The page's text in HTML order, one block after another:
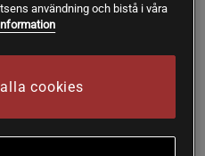
Lägg i varukorgen
användning och bistå i våra
cookies